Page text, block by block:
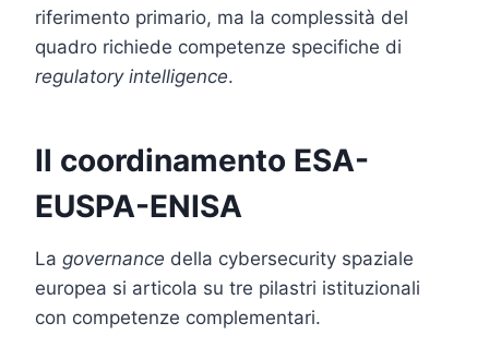
riferimento primario, ma la complessità del
quadro richiede competenze specifiche di
regulatory intelligence.
Il coordinamento ESA-
EUSPA-ENISA
La governance della cybersecurity spaziale
europea si articola su tre pilastri istituzionali
con competenze complementari.